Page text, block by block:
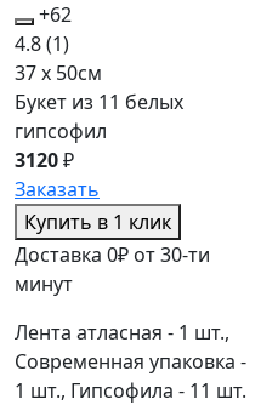
+62
4.8(1)
37 x 50см
Букет из 11 белых
гипсофил
3120₽
Заказать
Купить в 1 клик
Доставка 0₽ от 30-ти
минут
Лента атласная - 1 шт.,
Современная упаковка -
1 шт., Гипсофила - 11 шт.